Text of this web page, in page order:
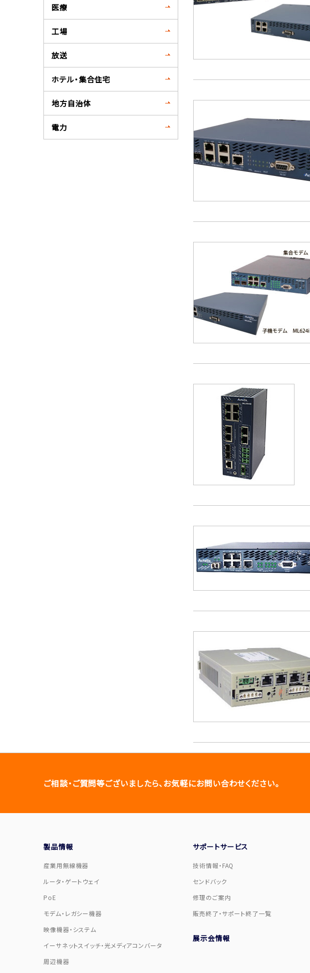
医療
工場
放送
ホテル・集合住宅
地方自治体
電力
ご相談・ご質問等ございましたら、お気軽にお問い合わせください。
製品情報
産業用無線機器
ルータ・ゲートウェイ
PoE
モデム・レガシー機器
映像機器・システム
イーサネットスイッチ・光メディアコンバータ
周辺機器
サポートサービス
技術情報・FAQ
センドバック
修理のご案内
販売終了・サポート終了一覧
展示会情報